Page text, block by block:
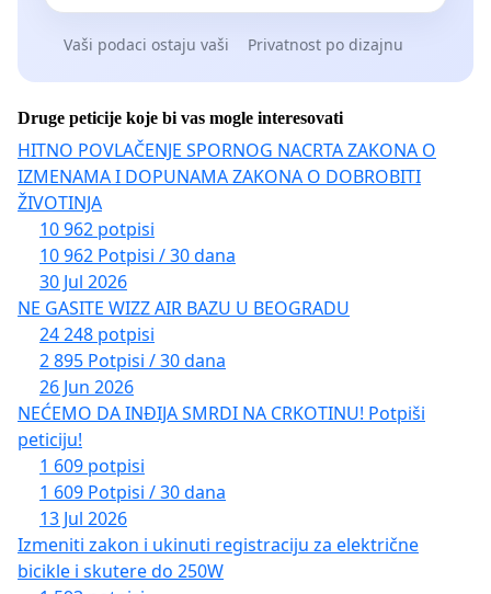
Vaši podaci ostaju vaši Privatnost po dizajnu
Druge peticije koje bi vas mogle interesovati
HITNO POVLAČENJE SPORNOG NACRTA ZAKONA O
IZMENAMA I DOPUNAMA ZAKONA O DOBROBITI
ŽIVOTINJA
10 962 potpisi
10 962 Potpisi / 30 dana
30 Jul 2026
NE GASITE WIZZ AIR BAZU U BEOGRADU
24 248 potpisi
2 895 Potpisi / 30 dana
26 Jun 2026
NEĆEMO DA INĐIJA SMRDI NA CRKOTINU! Potpiši
peticiju!
1 609 potpisi
1 609 Potpisi / 30 dana
13 Jul 2026
Izmeniti zakon i ukinuti registraciju za električne
bicikle i skutere do 250W